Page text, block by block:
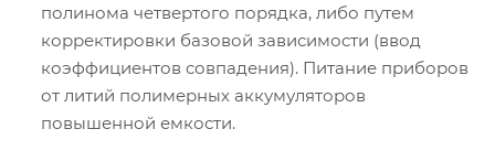
полинома четвертого порядка, либо путем
корректировки базовой зависимости (ввод
коэффициентов совпадения). Питание приборов
от литий полимерных аккумуляторов
повышенной емкости.